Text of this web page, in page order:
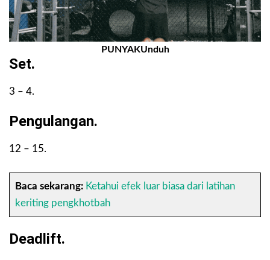
PUNYAKUnduh
Set.
3 – 4.
Pengulangan.
12 – 15.
Baca sekarang: Ketahui efek luar biasa dari latihan
keriting pengkhotbah
Deadlift.